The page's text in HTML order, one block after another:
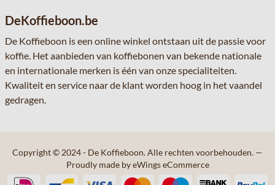
DeKoffieboon.be
De Koffieboon is een online winkel ontstaan uit de passie voor
koffie. Het aanbieden van koffiebonen van bekende nationale
en internationale merken is één van onze specialiteiten.
Kwaliteit en service naar de klant worden hoog in het vaandel
gedragen.
Copyright © 2024 - De Koffieboon. Alle rechten voorbehouden. —
Proudly made by eWings eCommerce